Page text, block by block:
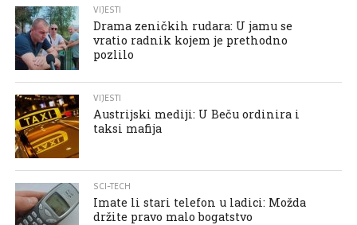
VIJESTI
Drama zeničkih rudara: U jamu se
vratio radnik kojem je prethodno
pozlilo
VIJESTI
Austrijski mediji: U Beču ordinira i
taksi mafija
SCI-TECH
Imate li stari telefon u ladici: Možda
držite pravo malo bogatstvo